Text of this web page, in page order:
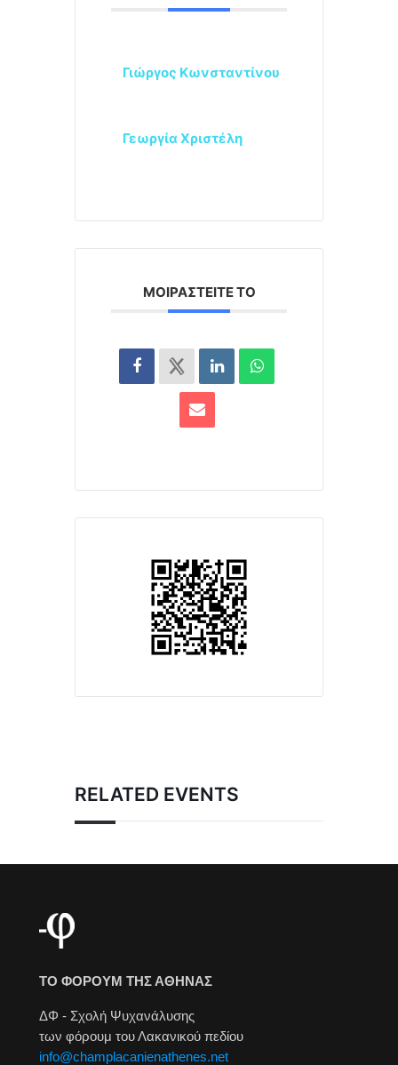
Γιώργος Κωνσταντίνου
Γεωργία Χριστέλη
ΜΟΙΡΑΣΤΕΊΤΕ ΤΟ
RELATED EVENTS
ΤΟ ΦΟΡΟΥΜ ΤΗΣ ΑΘΗΝΑΣ
ΔΦ - Σχολή Ψυχανάλυσης
των φόρουμ του Λακανικού πεδίου
info@champlacanienathenes.net